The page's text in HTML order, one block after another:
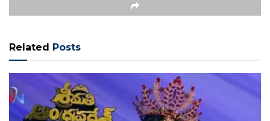
Related Posts